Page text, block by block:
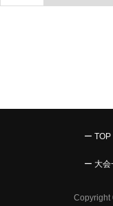
ー TOP
ー 大会
Copyright